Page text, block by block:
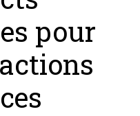
pour